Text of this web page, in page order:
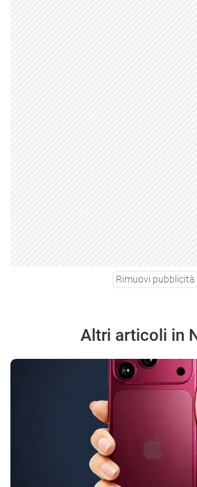
Rimuovi pubblicità
Altri articoli in